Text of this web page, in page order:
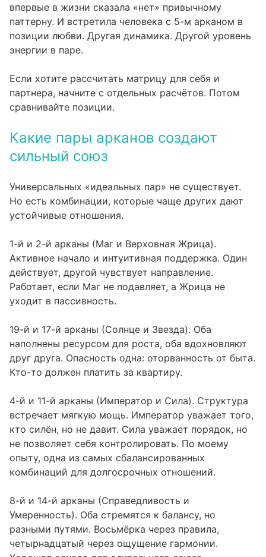
впервые в жизни сказала «нет» привычному
паттерну. И встретила человека с 5-м арканом в
позиции любви. Другая динамика. Другой уровень
энергии в паре.
Если хотите рассчитать матрицу для себя и
партнера, начните с отдельных расчётов. Потом
сравнивайте позиции.
Какие пары арканов создают
сильный союз
Универсальных «идеальных пар» не существует.
Но есть комбинации, которые чаще других дают
устойчивые отношения.
1-й и 2-й арканы (Маг и Верховная Жрица).
Активное начало и интуитивная поддержка. Один
действует, другой чувствует направление.
Работает, если Маг не подавляет, а Жрица не
уходит в пассивность.
19-й и 17-й арканы (Солнце и Звезда). Оба
наполнены ресурсом для роста, оба вдохновляют
друг друга. Опасность одна: оторванность от быта.
Кто-то должен платить за квартиру.
4-й и 11-й арканы (Император и Сила). Структура
встречает мягкую мощь. Император уважает того,
кто силён, но не давит. Сила уважает порядок, но
не позволяет себя контролировать. По моему
опыту, одна из самых сбалансированных
комбинаций для долгосрочных отношений.
8-й и 14-й арканы (Справедливость и
Умеренность). Оба стремятся к балансу, но
разными путями. Восьмёрка через правила,
четырнадцатый через ощущение гармонии.